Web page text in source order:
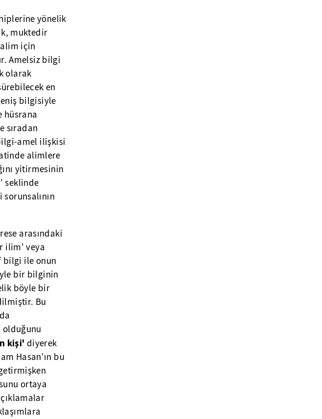
yönelik
muktedir
için
Amelsiz bilgi
olarak
en
bilgisiyle
hüsrana
sıradan
amel ilişkisi
alimlere
yitirmesinin
seklinde
arasındaki
ilim' veya
ile onun
bir bilginin
böyle bir
Bu
kişi' diyerek
Hasan'ın bu
ortaya